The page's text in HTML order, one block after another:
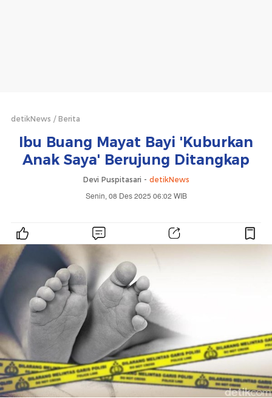
detikNews Berita
Ibu Buang Mayat Bayi 'Kuburkan
Anak Saya' Berujung Ditangkap
Devi Puspitasari - detikNews
Senin, 08 Des 2025 06:02 WIB